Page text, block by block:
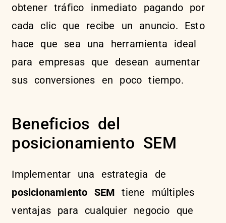
obtener tráfico inmediato pagando por
cada clic que recibe un anuncio. Esto
hace que sea una herramienta ideal
para empresas que desean aumentar
sus conversiones en poco tiempo.
Beneficios del
posicionamiento SEM
Implementar una estrategia de
posicionamiento SEM tiene múltiples
ventajas para cualquier negocio que